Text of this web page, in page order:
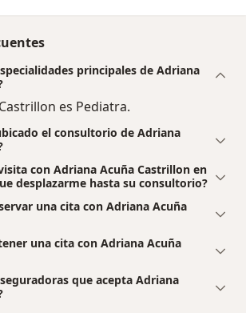
principales de Adriana
es Pediatra.
el consultorio de Adriana
con Adriana Acuña Castrillon en
desplazarme hasta su consultorio?
una cita con Adriana Acuña
una cita con Adriana Acuña
que acepta Adriana